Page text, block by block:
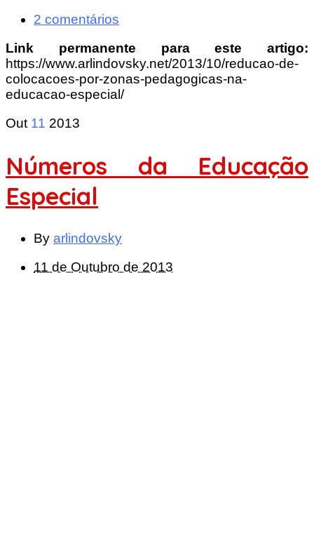
2 comentários
Link permanente para este artigo:
https://www.arlindovsky.net/2013/10/reducao-de-
colocacoes-por-zonas-pedagogicas-na-
educacao-especial/
Out 11 2013
Números da Educação
Especial
By arlindovsky
11 de Outubro de 2013